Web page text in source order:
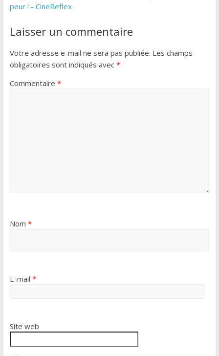
peur ! - CineReflex
Laisser un commentaire
Votre adresse e-mail ne sera pas publiée. Les champs
obligatoires sont indiqués avec *
Commentaire *
Nom *
E-mail *
Site web